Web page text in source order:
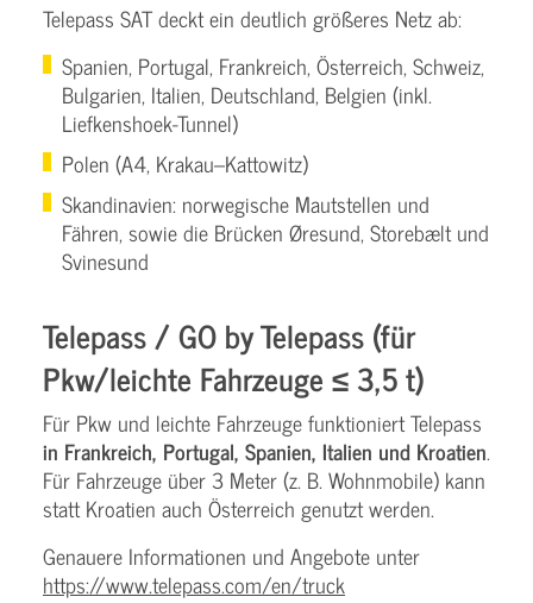
Telepass SAT deckt ein deutlich größeres Netz ab:
Spanien, Portugal, Frankreich, Österreich, Schweiz,
Bulgarien, Italien, Deutschland, Belgien (inkl.
Liefkenshoek-Tunnel)
Polen (A4, Krakau–Kattowitz)
Skandinavien: norwegische Mautstellen und
Fähren, sowie die Brücken Øresund, Storebælt und
Svinesund
Telepass / GO by Telepass (für
Pkw/leichte Fahrzeuge ≤ 3,5 t)
Für Pkw und leichte Fahrzeuge funktioniert Telepass
in Frankreich, Portugal, Spanien, Italien und Kroatien.
Für Fahrzeuge über 3 Meter (z. B. Wohnmobile) kann
statt Kroatien auch Österreich genutzt werden.
Genauere Informationen und Angebote unter
https://www.telepass.com/en/truck